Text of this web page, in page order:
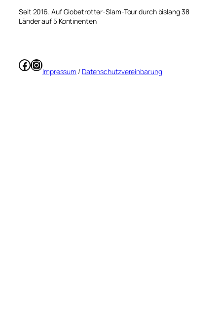
Seit 2016. Auf Globetrotter-Slam-Tour durch bislang 38
Länder auf 5 Kontinenten
Facebook
Instagram
Impressum / Datenschutzvereinbarung